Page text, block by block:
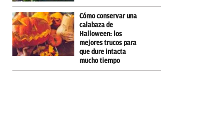
Cómo conservar una
calabaza de
Halloween: los
mejores trucos para
que dure intacta
mucho tiempo